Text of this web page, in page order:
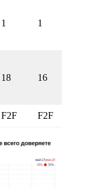
1 1
18 16
F2F F2F